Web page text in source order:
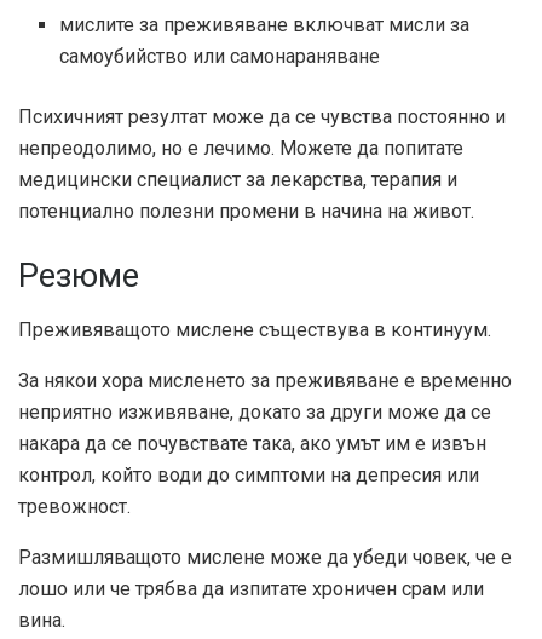
мислите за преживяване включват мисли за
самоубийство или самонараняване
Психичният резултат може да се чувства постоянно и
непреодолимо, но е лечимо. Можете да попитате
медицински специалист за лекарства, терапия и
потенциално полезни промени в начина на живот.
Резюме
Преживяващото мислене съществува в континуум.
За някои хора мисленето за преживяване е временно
неприятно изживяване, докато за други може да се
накара да се почувствате така, ако умът им е извън
контрол, който води до симптоми на депресия или
тревожност.
Размишляващото мислене може да убеди човек, че е
лошо или че трябва да изпитате хроничен срам или
вина.